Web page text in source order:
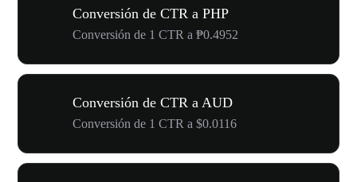
Conversión de CTR a PHP
Conversión de 1 CTR a ₱0.4952
Conversión de CTR a AUD
Conversión de 1 CTR a $0.0116